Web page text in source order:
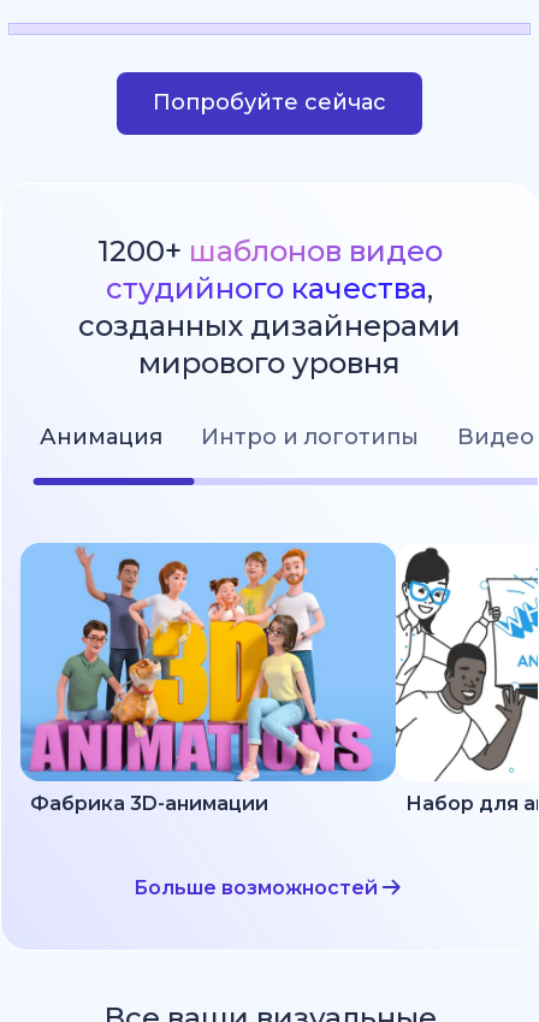
Попробуйте сейчас
1200+ шаблонов видео
студийного качества,
созданных дизайнерами
мирового уровня
Анимация Интро и логотипы Видео
Фабрика 3D-анимации
Больше возможностей